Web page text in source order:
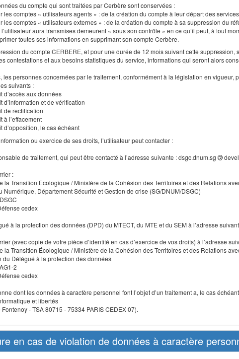
du compte qui sont traitées par Cerbère sont conservées :
les comptes « utilisateurs agents » : de la création du compte à leur départ des
les comptes « utilisateurs externes » : de la création du compte à sa suppression du
aura transmises demeurent « sous son contrôle » en ce qu’il peut, à tout
toutes ses informations en supprimant son compte Cerbère.
du compte CERBERE, et pour une durée de 12 mois suivant cette
contestations et aux besoins statistiques du service, informations qui seront alors
les personnes concernées par le traitement, conformément à la législation en
suivants :
d’accès aux données
d’information et de vérification
de rectification
à l’effacement
d’opposition, le cas échéant
ou exercice de ses droits, l’utilisateur peut contacter :
de traitement, qui peut être contacté à l’adresse suivante : dsgc.dnum.sg
:
la Transition Écologique / Ministère de la Cohésion des Territoires et des Relations
Numérique, Département Sécurité et Gestion de crise (SG/DNUM/DSGC)
cedex
à la protection des données (DPD) du MTECT, du MTE et du SEM à l’adresse
(avec copie de votre pièce d’identité en cas d’exercice de vos droits) à l’adresse
la Transition Écologique / Ministère de la Cohésion des Territoires et des Relations
du Délégué à la protection des données
2
cedex
dont les données à caractère personnel font l’objet d’un traitement a, le cas
et libertés
Fontenoy - TSA 80715 - 75334 PARIS CEDEX 07).
en cas de violation de données à caractère